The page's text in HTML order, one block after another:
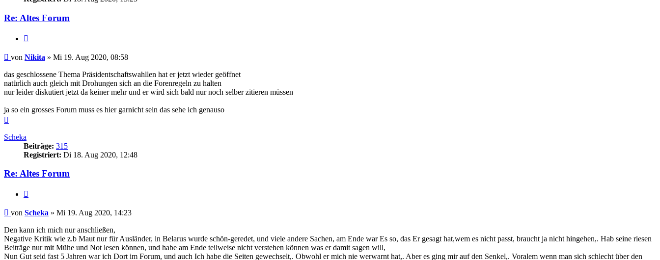
Re: Altes Forum
Beitrag
von Nikita » Mi 19. Aug 2020, 08:58
das geschlossene Thema Präsidentschaftswahllen hat er jetzt wieder geöffnet
natürlich auch gleich mit Drohungen sich an die Forenregeln zu halten
nur leider diskutiert jetzt da keiner mehr und er wird sich bald nur noch selber zitieren müssen
ja so ein grosses Forum muss es hier garnicht sein das sehe ich genauso
Scheka
Beiträge: 315
Registriert: Di 18. Aug 2020, 12:48
Re: Altes Forum
Beitrag
von Scheka » Mi 19. Aug 2020, 14:23
Den kann ich mich nur anschließen,
Negative Kritik wie z.b Maut nur für Ausländer, in Belarus wurde schön-geredet, und viele andere Sachen, am Ende war Es so, das Er gesagt hat,wem es nicht passt, braucht ja nicht hingehen,. Hab seine riesen
Beiträge nur mit Mühe und Not lesen können, und habe am Ende teilweise nicht verstehen können was er damit sagen will,
Nun Gut seid fast 5 Jahren war ich Dort im Forum, und auch Ich habe die Seiten gewechselt,. Obwohl er mich nie werwarnt hat,. Aber es ging mir auf den Senkel,. Voralem wenn man sich schlecht über den